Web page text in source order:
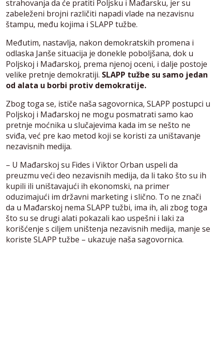
strahovanja da će pratiti Poljsku i Mađarsku, jer su
zabeleženi brojni različiti napadi vlade na nezavisnu
štampu, među kojima i SLAPP tužbe.
Međutim, nastavlja, nakon demokratskih promena i
odlaska Janše situacija je donekle poboljšana, dok u
Poljskoj i Mađarskoj, prema njenoj oceni, i dalje postoje
velike pretnje demokratiji. SLAPP tužbe su samo jedan
od alata u borbi protiv demokratije.
Zbog toga se, ističe naša sagovornica, SLAPP postupci u
Poljskoj i Mađarskoj ne mogu posmatrati samo kao
pretnje moćnika u slučajevima kada im se nešto ne
sviđa, već pre kao metod koji se koristi za uništavanje
nezavisnih medija.
– U Mađarskoj su Fides i Viktor Orban uspeli da
preuzmu veći deo nezavisnih medija, da li tako što su ih
kupili ili uništavajući ih ekonomski, na primer
oduzimajući im državni marketing i slično. To ne znači
da u Mađarskoj nema SLAPP tužbi, ima ih, ali zbog toga
što su se drugi alati pokazali kao uspešni i laki za
korišćenje s ciljem uništenja nezavisnih medija, manje se
koriste SLAPP tužbe – ukazuje naša sagovornica.